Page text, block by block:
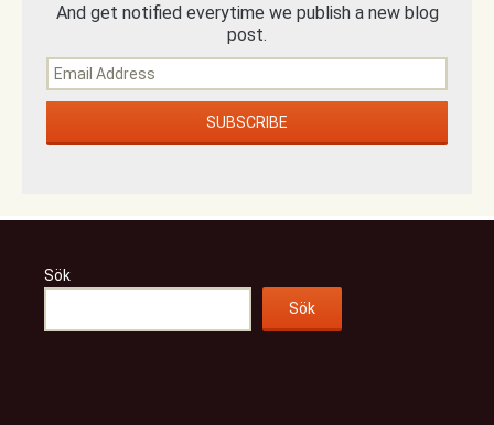
And get notified everytime we publish a new blog
post.
Sök
Sök